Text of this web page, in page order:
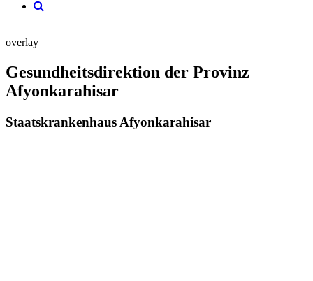
overlay
Gesundheitsdirektion der Provinz
Afyonkarahisar
Staatskrankenhaus Afyonkarahisar